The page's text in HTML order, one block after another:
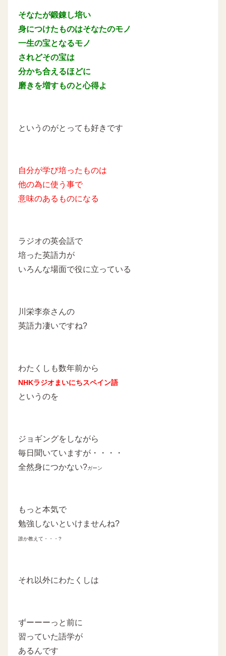
そなたが鍛錬し培い
身につけたものはそなたのモノ
一生の宝となるモノ
されどその宝は
分かち合えるほどに
磨きを増すものと心得よ
というのがとっても好きです
自分が学び培ったものは
他の為に使う事で
意味のあるものになる
ラジオの英会話で
培った英語力が
いろんな場面で役に立っている
川栄李奈さんの
英語力凄いですね?
わたくしも数年前から
NHKラジオまいにちスペイン語
というのを
ジョギングをしながら
毎日聞いていますが・・・・
全然身につかない?ガーン
もっと本気で
勉強しないといけませんね?
誰か教えて・・・?
それ以外にわたくしは
ずーーーっと前に
習っていた語学が
あるんです